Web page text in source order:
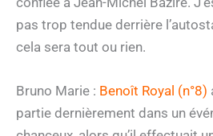
pas trop tendue derrière
cela sera tout ou rien.
Bruno Marie : Benoît Royal (n°8)
partie dernièrement dans un